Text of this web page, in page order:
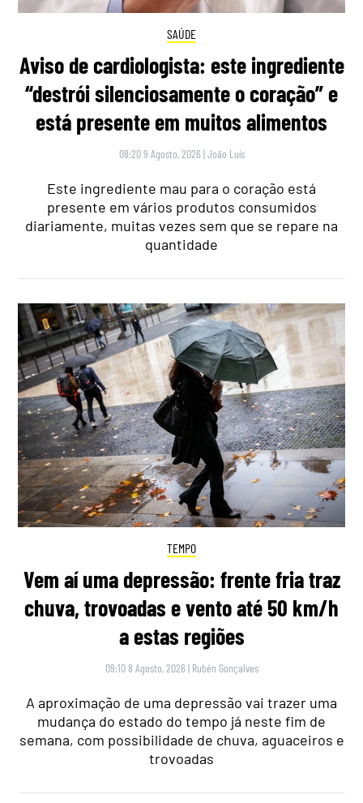
SAÚDE
Aviso de cardiologista: este ingrediente
“destrói silenciosamente o coração” e
está presente em muitos alimentos
08:20 9 Agosto, 2026 |João Luís
Este ingrediente mau para o coração está
presente em vários produtos consumidos
diariamente, muitas vezes sem que se repare na
quantidade
TEMPO
Vem aí uma depressão: frente fria traz
chuva, trovoadas e vento até 50 km/h
a estas regiões
09:10 8 Agosto, 2026 | Rubén Gonçalves
A aproximação de uma depressão vai trazer uma
mudança do estado do tempo já neste fim de
semana, com possibilidade de chuva, aguaceiros e
trovoadas